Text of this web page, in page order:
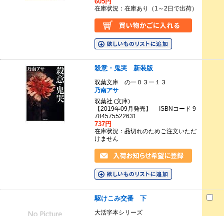
在庫状況：在庫あり（1～2日で出荷）
殺意・鬼哭 新装版
双葉文庫 のー０３ー１３
乃南アサ
双葉社 (文庫)
【2019年09月発売】 ISBNコード 9
784575522631
737円
在庫状況：品切れのためご注文いただ
けません
駆けこみ交番 下
大活字本シリーズ